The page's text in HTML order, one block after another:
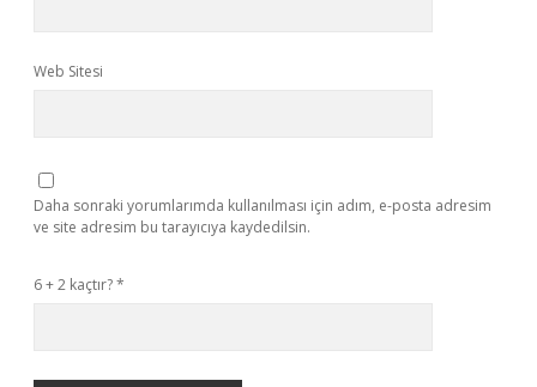
Web Sitesi
Daha sonraki yorumlarımda kullanılması için adım, e-posta adresim
ve site adresim bu tarayıcıya kaydedilsin.
6 + 2 kaçtır?*